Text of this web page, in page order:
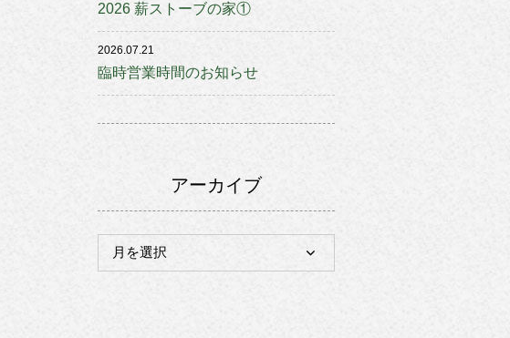
2026 薪ストーブの家①
2026.07.21
臨時営業時間のお知らせ
アーカイブ